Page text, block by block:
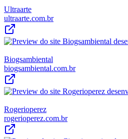
Ultraarte
ultraarte.com.br
Biogsambiental
biogsambiental.com.br
Rogerioperez
rogerioperez.com.br